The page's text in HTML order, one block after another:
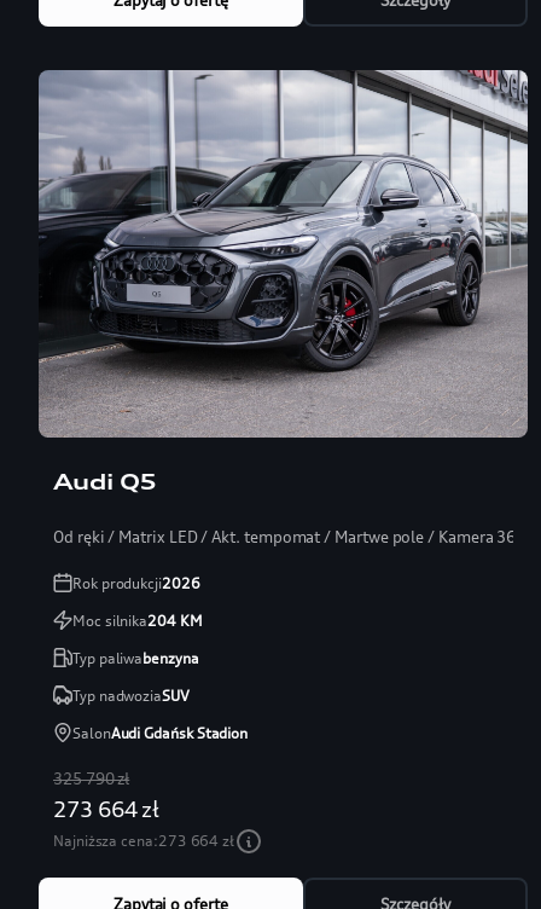
Audi Q5
Od ręki / Matrix LED / Akt. tempomat / Martwe pole / Kamera 360
Rok produkcji2026
Moc silnika204KM
Typ paliwabenzyna
Typ nadwoziaSUV
SalonAudi Gdańsk Stadion
325 790 zł
273 664 zł
Najniższa cena:273 664 zł
Zapytaj o ofertę Szczegóły